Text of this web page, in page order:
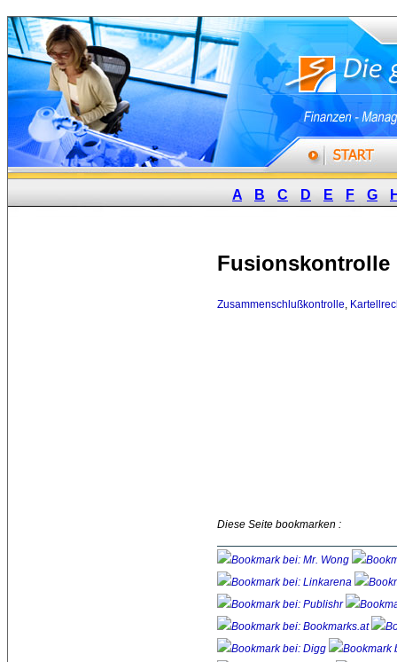
A B C D E F G
Fusionskontrolle
Zusammenschlußkontrolle,
Diese Seite bookmarken :